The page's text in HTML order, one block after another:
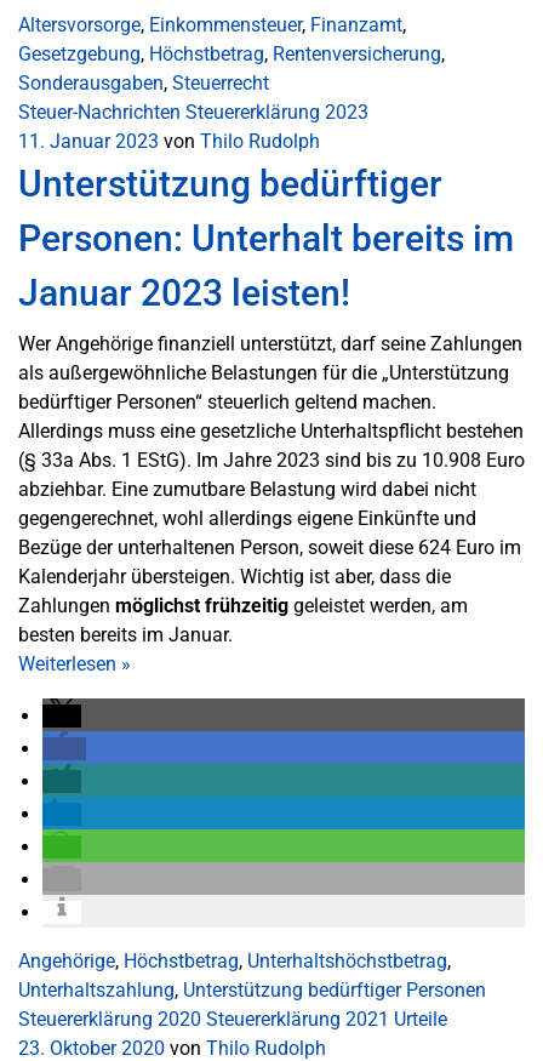
Altersvorsorge, Einkommensteuer, Finanzamt,
Gesetzgebung, Höchstbetrag, Rentenversicherung,
Sonderausgaben, Steuerrecht
Steuer-Nachrichten Steuererklärung 2023
11. Januar 2023 von Thilo Rudolph
Unterstützung bedürftiger
Personen: Unterhalt bereits im
Januar 2023 leisten!
Wer Angehörige finanziell unterstützt, darf seine Zahlungen
als außergewöhnliche Belastungen für die „Unterstützung
bedürftiger Personen“ steuerlich geltend machen.
Allerdings muss eine gesetzliche Unterhaltspflicht bestehen
(§ 33a Abs. 1 EStG). Im Jahre 2023 sind bis zu 10.908 Euro
abziehbar. Eine zumutbare Belastung wird dabei nicht
gegengerechnet, wohl allerdings eigene Einkünfte und
Bezüge der unterhaltenen Person, soweit diese 624 Euro im
Kalenderjahr übersteigen. Wichtig ist aber, dass die
Zahlungen möglichst frühzeitig geleistet werden, am
besten bereits im Januar.
Weiterlesen »
Angehörige, Höchstbetrag, Unterhaltshöchstbetrag,
Unterhaltszahlung, Unterstützung bedürftiger Personen
Steuererklärung 2020 Steuererklärung 2021 Urteile
23. Oktober 2020 von Thilo Rudolph